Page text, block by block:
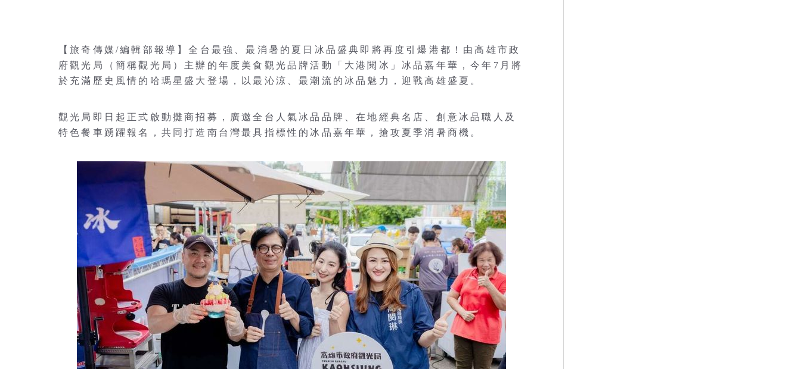
【旅奇傳媒/編輯部報導】全台最強、最消暑的夏日冰品盛典即將再度引爆港都！由高雄市政
府觀光局（簡稱觀光局）主辦的年度美食觀光品牌活動「大港閱冰」冰品嘉年華，今年7月將
於充滿歷史風情的哈瑪星盛大登場，以最沁涼、最潮流的冰品魅力，迎戰高雄盛夏。
觀光局即日起正式啟動攤商招募，廣邀全台人氣冰品品牌、在地經典名店、創意冰品職人及
特色餐車踴躍報名，共同打造南台灣最具指標性的冰品嘉年華，搶攻夏季消暑商機。